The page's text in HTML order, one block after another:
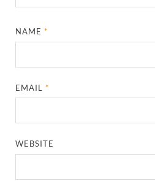
NAME*
EMAIL*
WEBSITE